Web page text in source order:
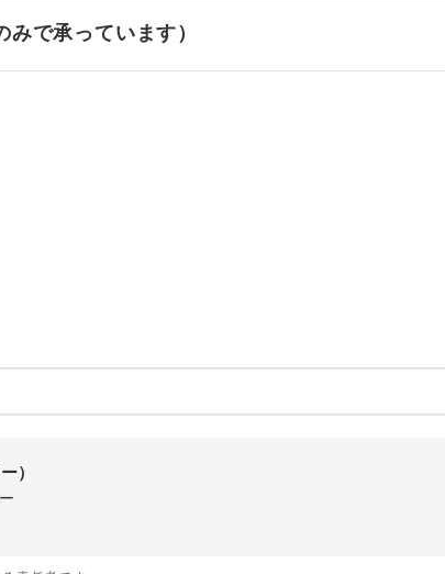
で承っています）
）
社が指定なので、ご出発の計画にとても便利で